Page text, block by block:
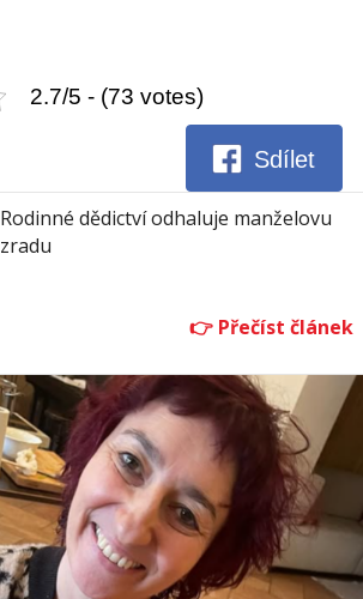
2.7/5 - (73 votes)
Sdílet
Rodinné dědictví odhaluje manželovu
zradu